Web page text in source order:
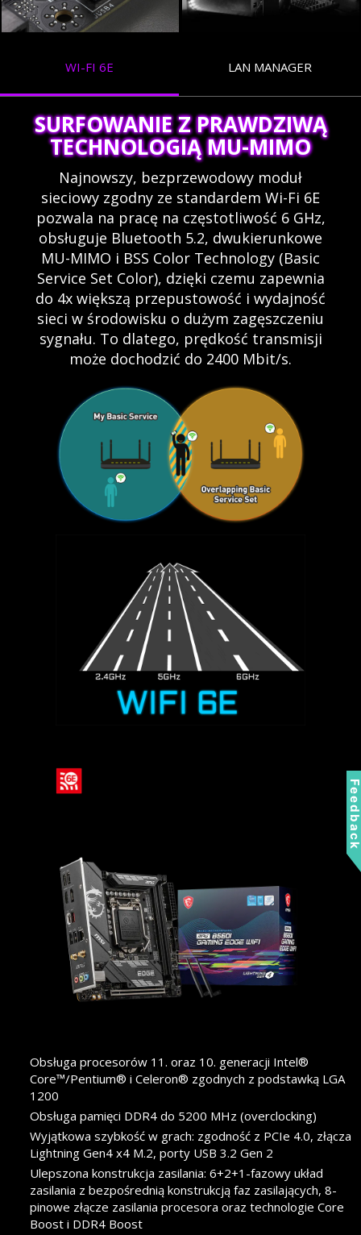
WI-FI 6E LAN MANAGER
SURFOWANIE Z PRAWDZIWĄ
TECHNOLOGIĄ MU-MIMO
Najnowszy, bezprzewodowy moduł
sieciowy zgodny ze standardem Wi-Fi 6E
pozwala na pracę na częstotliwość 6 GHz,
obsługuje Bluetooth 5.2, dwukierunkowe
MU-MIMO i BSS Color Technology (Basic
Service Set Color), dzięki czemu zapewnia
do 4x większą przepustowość i wydajność
sieci w środowisku o dużym zagęszczeniu
sygnału. To dlatego, prędkość transmisji
może dochodzić do 2400 Mbit/s.
Obsługa procesorów 11. oraz 10. generacji Intel®
Core™/Pentium® i Celeron® zgodnych z podstawką LGA
1200
Obsługa pamięci DDR4 do 5200 MHz (overclocking)
Wyjątkowa szybkość w grach: zgodność z PCIe 4.0, złącza
Lightning Gen4 x4 M.2, porty USB 3.2 Gen 2
Ulepszona konstrukcja zasilania: 6+2+1-fazowy układ
zasilania z bezpośrednią konstrukcją faz zasilających, 8-
pinowe złącze zasilania procesora oraz technologie Core
Boost i DDR4 Boost